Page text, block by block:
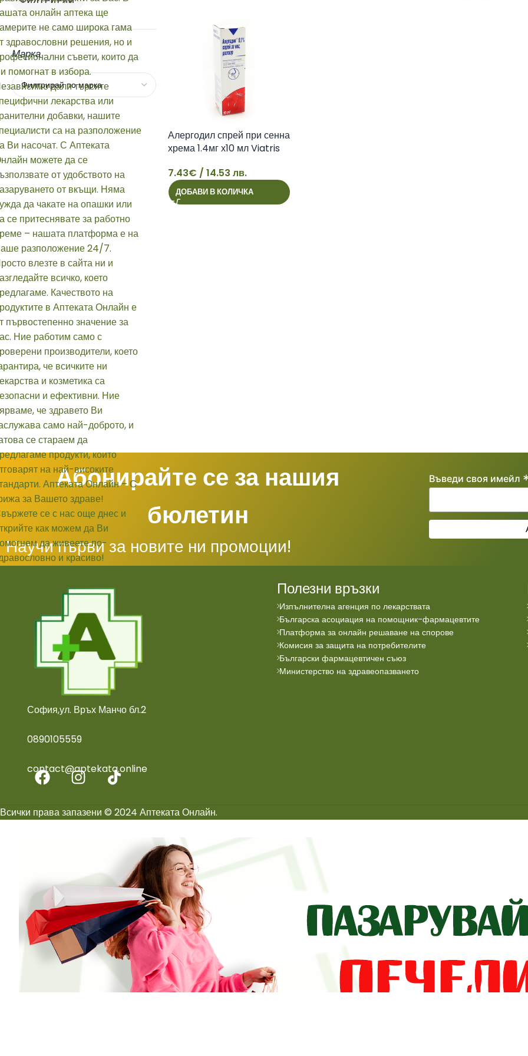
Марка
Алергодил спрей при сенна
хрема 1.4мг х10 мл Viatris
7.43€ / 14.53 лв.
ДОБАВИ В КОЛИЧКА
Абонирайте се за нашия
бюлетин
Научи първи за новите ни промоции!
Въведи своя имейл
София,ул. Връх Манчо бл.2
0890105559
contact@aptekata.online
Полезни връзки
Изпълнителна агенция по лекарствата
Българска асоциация на помощник-фармацевтите
Платформа за онлайн решаване на спорове
Комисия за защита на потребителите
Български фармацевтичен съюз
Министерство на здравеопазването
Всички права запазени © 2024 Аптеката Онлайн.